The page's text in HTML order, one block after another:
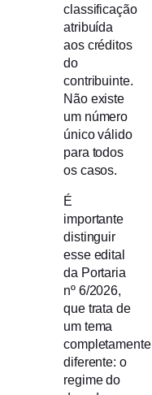
classificação
atribuída
aos créditos
do
contribuinte.
Não existe
um número
único válido
para todos
os casos.
É
importante
distinguir
esse edital
da Portaria
nº 6/2026,
que trata de
um tema
completamente
diferente: o
regime do